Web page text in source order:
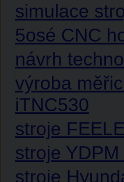
simulace
5osé CNC
návrh
výroba
iTNC530
stroje
stroje
stroje